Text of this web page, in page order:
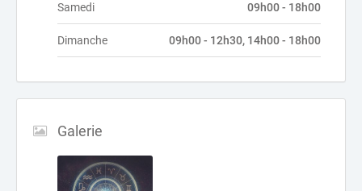
Samedi 09h00 - 18h00
Dimanche 09h00 - 12h30, 14h00 - 18h00
Galerie